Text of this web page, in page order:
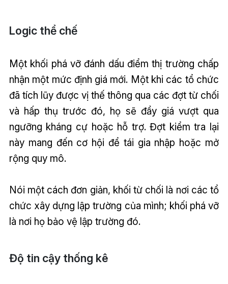
Logic thể chế
Một khối phá vỡ đánh dấu điểm thị trường chấp
nhận một mức định giá mới. Một khi các tổ chức
đã tích lũy được vị thế thông qua các đợt từ chối
và hấp thụ trước đó, họ sẽ đẩy giá vượt qua
ngưỡng kháng cự hoặc hỗ trợ. Đợt kiểm tra lại
này mang đến cơ hội để tái gia nhập hoặc mở
rộng quy mô.
Nói một cách đơn giản, khối từ chối là nơi các tổ
chức xây dựng lập trường của mình; khối phá vỡ
là nơi họ bảo vệ lập trường đó.
Độ tin cậy thống kê